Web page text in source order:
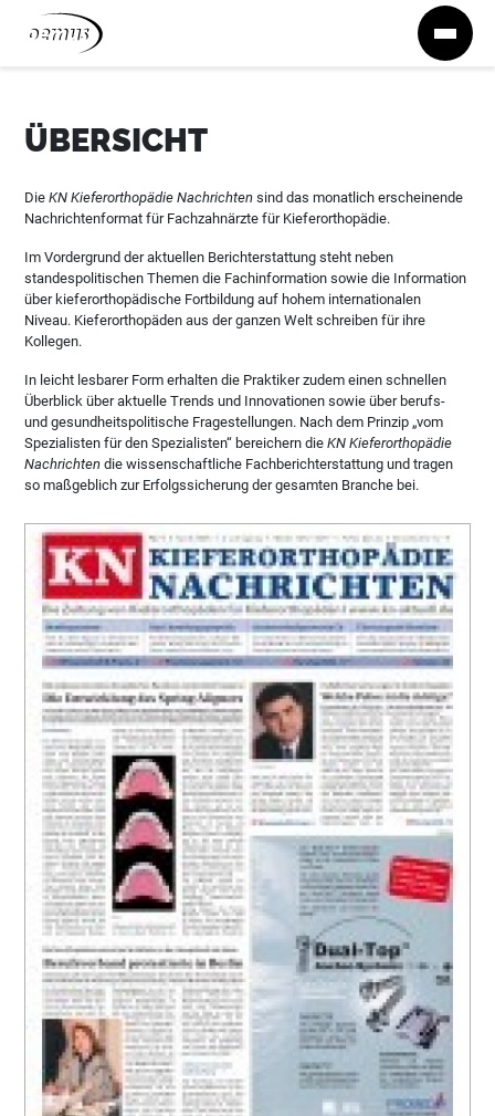
Zum Inhalt springen
ÜBERSICHT
DieKN Kieferorthopädie Nachrichten sind das monatlich erscheinende
Nachrichtenformat für Fachzahnärzte für Kieferorthopädie.
Im Vordergrund der aktuellen Berichterstattung steht neben
standespolitischen Themen die Fachinformation sowie die Information
über kieferorthopädische Fortbildung auf hohem internationalen
Niveau. Kieferorthopäden aus der ganzen Welt schreiben für ihre
Kollegen.
In leicht lesbarer Form erhalten die Praktiker zudem einen schnellen
Überblick über aktuelle Trends und Innovationen sowie über berufs-
und gesundheitspolitische Fragestellungen. Nach dem Prinzip „vom
Spezialisten für den Spezialisten“ bereichern dieKN Kieferorthopädie
Nachrichten die wissenschaftliche Fachberichterstattung und tragen
so maßgeblich zur Erfolgssicherung der gesamten Branche bei.